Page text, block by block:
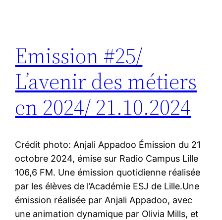
Emission #25/
L’avenir des métiers
en 2024/ 21.10.2024
Crédit photo: Anjali Appadoo Émission du 21
octobre 2024, émise sur Radio Campus Lille
106,6 FM. Une émission quotidienne réalisée
par les élèves de l’Académie ESJ de Lille.Une
émission réalisée par Anjali Appadoo, avec
une animation dynamique par Olivia Mills, et